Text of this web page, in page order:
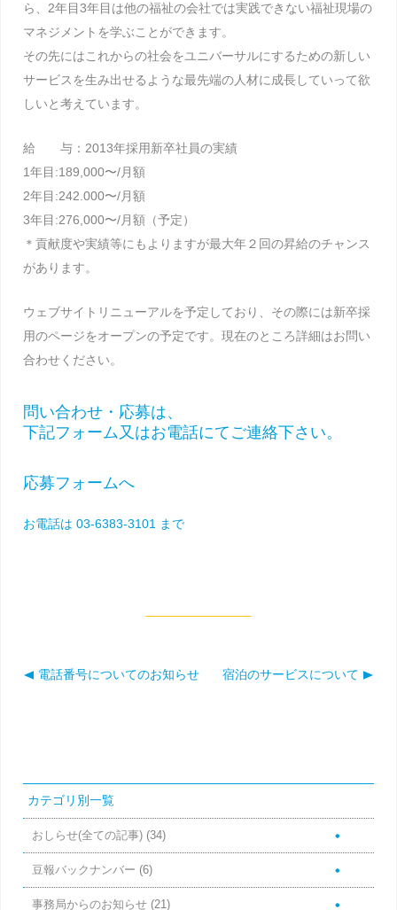
ら、2年目3年目は他の福祉の会社では実践できない福祉現場の
マネジメントを学ぶことができます。
その先にはこれからの社会をユニバーサルにするための新しい
サービスを生み出せるような最先端の人材に成長していって欲
しいと考えています。
給 与：2013年採用新卒社員の実績
1年目:189,000〜/月額
2年目:242.000〜/月額
3年目:276,000〜/月額（予定）
＊貢献度や実績等にもよりますが最大年２回の昇給のチャンス
があります。
ウェブサイトリニューアルを予定しており、その際には新卒採
用のページをオープンの予定です。現在のところ詳細はお問い
合わせください。
問い合わせ・応募は、
下記フォーム又はお電話にてご連絡下さい。
応募フォームへ
お電話は 03-6383-3101 まで
電話番号についてのお知らせ 宿泊のサービスについて
カテゴリ別一覧
おしらせ(全ての記事) (34)
豆報バックナンバー (6)
事務局からのお知らせ (21)